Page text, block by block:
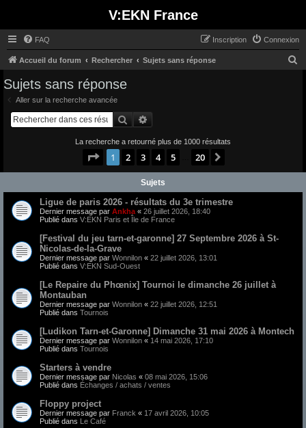
V:EKN France
FAQ Connexion
Inscription
Accueil du forum Rechercher Sujets sans réponse
h
e
Sujets sans réponse
Aller sur la recherche avancée
Rechercher
La recherche a retourné plus de 1000 résultats
Page 1sur20
1 2 3 4 5 20
Sujets
Ligue de paris 2026 - résultats du 3e trimestre
Dernier message par Ankha « 26 juillet 2026, 18:40
Publié dans V:EKN Paris et Île de France
[Festival du jeu tarn-et-garonne] 27 Septembre 2026 à St-
Nicolas-de-la-Grave
Dernier message par Wonnilon « 22 juillet 2026, 13:01
Publié dans V:EKN Sud-Ouest
[Le Repaire du Phœnix] Tournoi le dimanche 26 juillet à
Montauban
Dernier message par Wonnilon « 22 juillet 2026, 12:51
Publié dans Tournois
[Ludikon Tarn-et-Garonne] Dimanche 31 mai 2026 à Montech
Dernier message par Wonnilon « 14 mai 2026, 17:10
Publié dans Tournois
Starters à vendre
Dernier message par Nicolas « 08 mai 2026, 15:06
Publié dans Échanges / achats / ventes
Floppy project
Dernier message par Franck « 17 avril 2026, 10:05
Publié dans Le Café